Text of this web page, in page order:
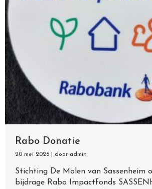
Rabo Donatie
20 mei 2026 door admin
Stichting De Molen van Sassenheim
bijdrage Rabo Impactfonds